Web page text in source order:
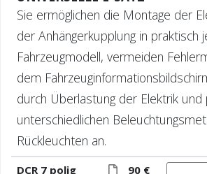
Sie ermöglichen die Montage der
der Anhängerkupplung in praktisch
Fahrzeugmodell, vermeiden
dem
durch Überlastung der Elektrik und
unterschiedlichen
Rückleuchten an.
DCR 7 polig
90 €